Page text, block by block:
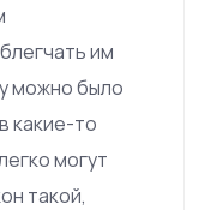
им
можно было
какие-то
могут
такой,